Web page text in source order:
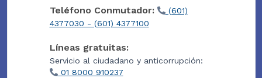
Teléfono Conmutador:
(601)
4377030 - (601) 4377100
Líneas gratuitas:
Servicio al ciudadano y anticorrupción:
01 8000 910237